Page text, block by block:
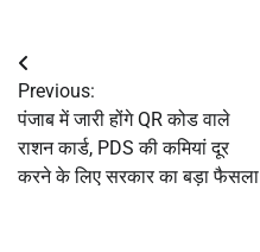
Post
navigation
Previous:
पंजाब में जारी होंगे QR कोड वाले
राशन कार्ड, PDS की कमियां दूर
करने के लिए सरकार का बड़ा फैसला